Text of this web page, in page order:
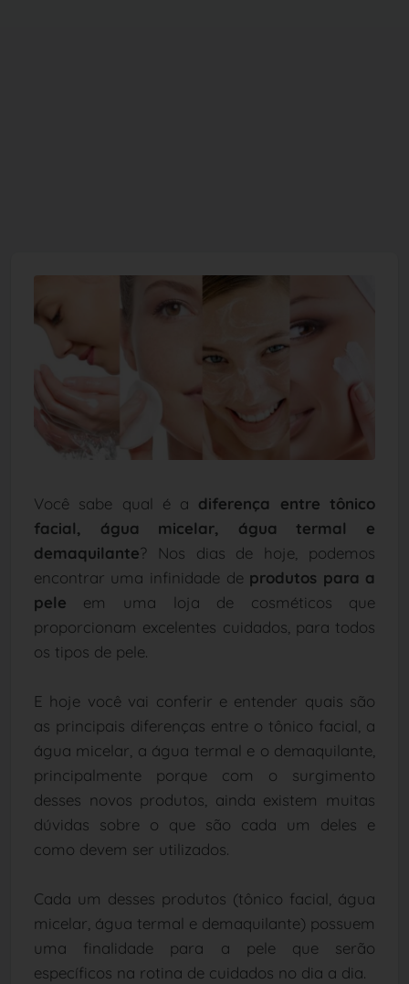
Você sabe qual é a diferença entre tônico
facial, água micelar, água termal e
demaquilante? Nos dias de hoje, podemos
encontrar uma infinidade de produtos para a
pele em uma loja de cosméticos que
proporcionam excelentes cuidados, para todos
os tipos de pele.
E hoje você vai conferir e entender quais são
as principais diferenças entre o tônico facial, a
água micelar, a água termal e o demaquilante,
principalmente porque com o surgimento
desses novos produtos, ainda existem muitas
dúvidas sobre o que são cada um deles e
como devem ser utilizados.
Cada um desses produtos (tônico facial, água
micelar, água termal e demaquilante) possuem
uma finalidade para a pele que serão
específicos na rotina de cuidados no dia a dia.